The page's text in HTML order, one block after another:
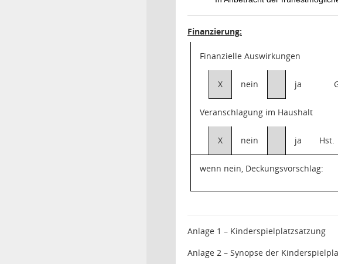
Finanzierung:
Finanzielle Auswirkungen
X nein ja
Veranschlagung im Haushalt
X nein ja Hst.
wenn nein, Deckungsvorschlag:
Anlage 1 – Kinderspielplatzsatzung
Anlage 2 – Synopse der